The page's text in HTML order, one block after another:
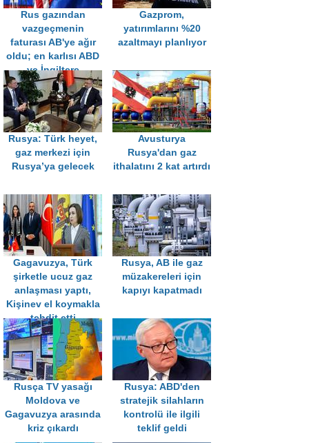
Rus gazından
vazgeçmenin
faturası AB'ye ağır
oldu; en karlısı ABD
ve İngiltere
Gazprom,
yatırımlarını %20
azaltmayı planlıyor
Rusya: Türk heyet,
gaz merkezi için
Rusya’ya gelecek
Avusturya
Rusya'dan gaz
ithalatını 2 kat artırdı
Gagavuzya, Türk
şirketle ucuz gaz
anlaşması yaptı,
Kişinev el koymakla
tehdit etti
Rusya, AB ile gaz
müzakereleri için
kapıyı kapatmadı
Rusça TV yasağı
Moldova ve
Gagavuzya arasında
kriz çıkardı
Rusya: ABD'den
stratejik silahların
kontrolü ile ilgili
teklif geldi